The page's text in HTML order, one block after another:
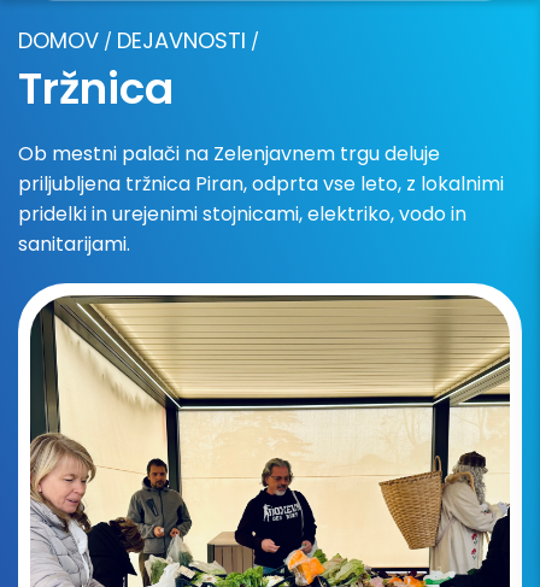
DOMOV / DEJAVNOSTI /
Tržnica
Ob mestni palači na Zelenjavnem trgu deluje
priljubljena tržnica Piran, odprta vse leto, z lokalnimi
pridelki in urejenimi stojnicami, elektriko, vodo in
sanitarijami.